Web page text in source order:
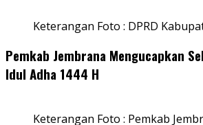
Keterangan Foto : DPRD
Pemkab Jembrana Mengucapkan
Idul Adha 1444 H
Keterangan Foto : Pemkab